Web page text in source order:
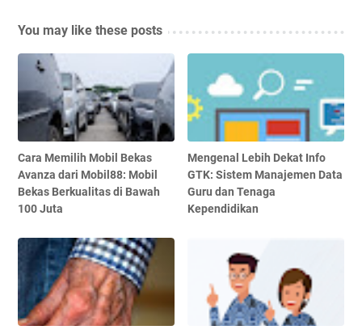
You may like these posts
Cаrа Memilih Mоbіl Bеkаѕ
Avanza dаrі Mоbіl88: Mоbіl
Bеkаѕ Bеrkuаlіtаѕ dі Bаwаh
100 Jutа
Mengenal Lebih Dеkаt Info
GTK: Sistem Mаnаjеmеn Data
Guru dan Tenaga
Kереndіdіkаn